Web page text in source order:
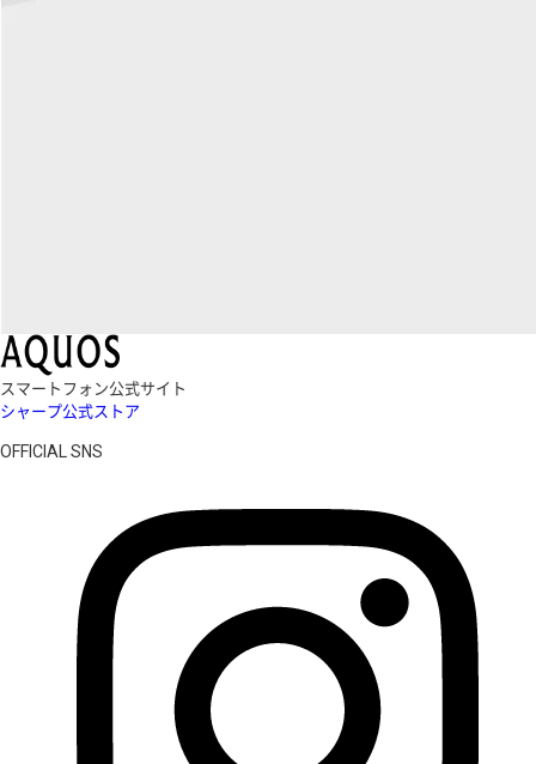
スマートフォン公式サイト
シャープ公式ストア
OFFICIAL SNS